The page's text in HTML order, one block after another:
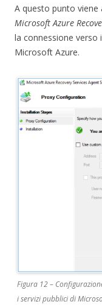
A questo punto
Microsoft Azure
la connessione verso
Microsoft Azure.
Figura 12 –
i servizi pubblici di